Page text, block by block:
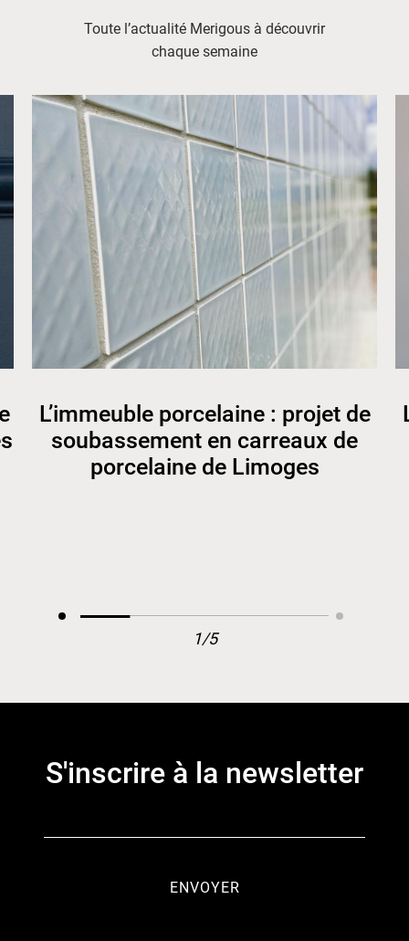
Toute l’actualité Merigous à découvrir
chaque semaine
L’immeuble porcelaine : projet de
soubassement en carreaux de
porcelaine de Limoges
1/5
S'inscrire à la newsletter